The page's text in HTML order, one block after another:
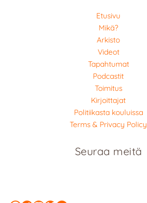
Etusivu
Mikä?
Arkisto
Videot
Tapahtumat
Podcastit
Toimitus
Kirjoittajat
Politiikasta kouluissa
Terms & Privacy Policy
Seuraa meitä